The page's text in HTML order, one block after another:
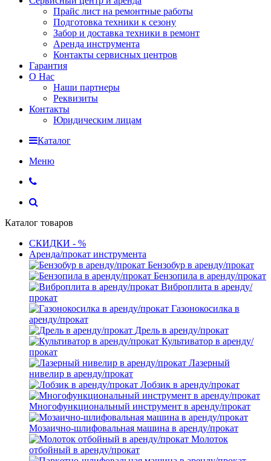
Прайс лист на ремонтные работы
Подготовка техники к сезону
Забор и доставка техники в ремонт
Аренда инструмента
Контакты сервисных центров
Гарантия
О Нас
Наши партнеры
Реквизиты
Контакты
Юридическим лицам
Каталог
Меню
Каталог товаров
СКИДКИ - %
Аренда/прокат инструмента
Бензобур в аренду/прокат
Бензопила в аренду/прокат
Виброплита в аренду/
прокат
Газонокосилка в
аренду/прокат
Дрель в аренду/прокат
Культиватор в аренду/
прокат
Лазерный
нивелир в аренду/прокат
Лобзик в аренду/прокат
Многофункциональный инструмент в аренду/прокат
Мозаично-шлифовальная машина в аренду/прокат
Молоток
отбойный в аренду/прокат